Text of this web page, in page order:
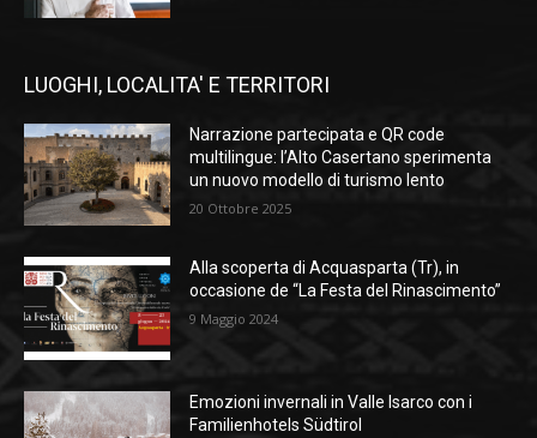
LUOGHI, LOCALITA' E TERRITORI
Narrazione partecipata e QR code
multilingue: l’Alto Casertano sperimenta
un nuovo modello di turismo lento
20 Ottobre 2025
Alla scoperta di Acquasparta (Tr), in
occasione de “La Festa del Rinascimento”
9 Maggio 2024
Emozioni invernali in Valle Isarco con i
Familienhotels Südtirol